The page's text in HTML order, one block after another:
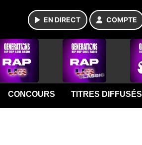
EN DIRECT COMPTE
CONCOURS TITRES DIFFUSÉS